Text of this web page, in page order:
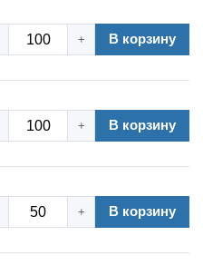
+ В корзину
+ В корзину
+ В корзину